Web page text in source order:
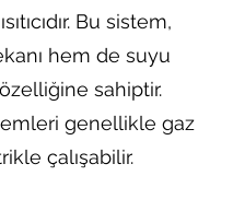
Bu sistem,
hem de suyu
özelliğine sahiptir.
genellikle gaz
çalışabilir.